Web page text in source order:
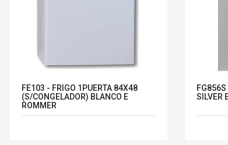
FE103 - FRIGO 1PUERTA 84X48
(S/CONGELADOR) BLANCO E
ROMMER
SILVER